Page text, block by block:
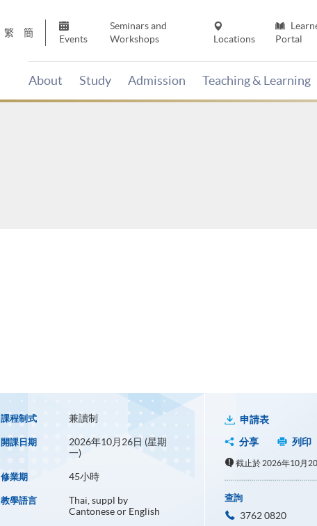
繁 簡
Events
Seminars and
Workshops
Locations
Portal
About Study Admission Teaching & Learning
課程制式 兼讀制
開課日期
2026年10月26日 (星期
一)
修業期 45小時
教學語言
Thai, suppl by
Cantonese or English
申請表
分享
列印
截止於 2026年10月
查詢
3762 0820